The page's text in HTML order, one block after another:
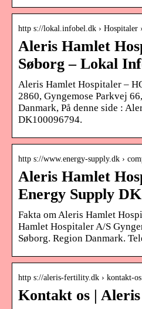
http s://lokal.infobel.dk › Hospitaler
Aleris Hamlet
Søborg – Lokal
Aleris Hamlet Hospitaler –
2860, Gyngemose Parkvej
Danmark, På denne side :
DK100096794.
http s://www.energy-supply.dk ›
Aleris Hamlet
Energy Supply DK
Fakta om Aleris Hamlet
Hamlet Hospitaler A/S
Søborg. Region Danmark.
http s://aleris-fertility.dk › kontakt-os
Kontakt os |